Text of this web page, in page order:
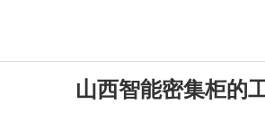
山西智能密集柜的